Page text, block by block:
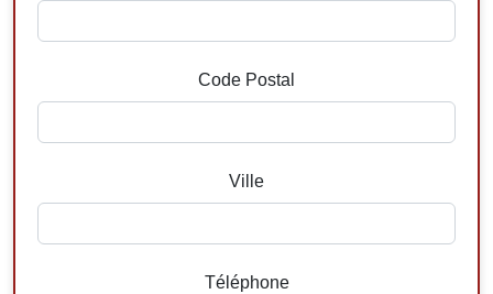
Code Postal
Ville
Téléphone